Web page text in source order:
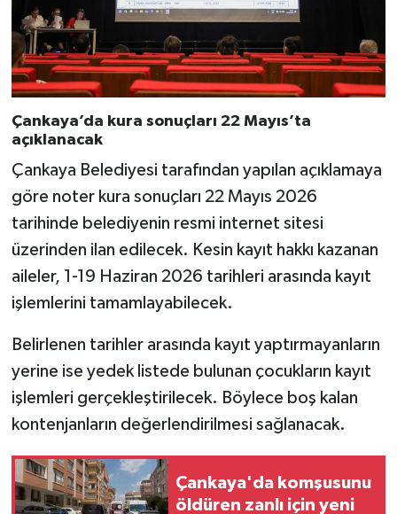
Çankaya’da kura sonuçları 22 Mayıs’ta
açıklanacak
Çankaya Belediyesi tarafından yapılan açıklamaya
göre noter kura sonuçları 22 Mayıs 2026
tarihinde belediyenin resmi internet sitesi
üzerinden ilan edilecek. Kesin kayıt hakkı kazanan
aileler, 1-19 Haziran 2026 tarihleri arasında kayıt
işlemlerini tamamlayabilecek.
Belirlenen tarihler arasında kayıt yaptırmayanların
yerine ise yedek listede bulunan çocukların kayıt
işlemleri gerçekleştirilecek. Böylece boş kalan
kontenjanların değerlendirilmesi sağlanacak.
Çankaya'da komşusunu
öldüren zanlı için yeni